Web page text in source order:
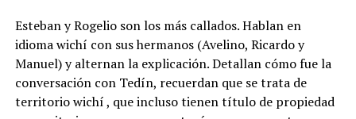
Esteban y Rogelio son los más callados. Hablan en
idioma wichí con sus hermanos (Avelino, Ricardo y
Manuel) y alternan la explicación. Detallan cómo fue la
conversación con Tedín, recuerdan que se trata de
territorio wichí , que incluso tienen título de propiedad